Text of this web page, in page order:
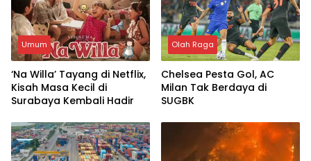
Umum
‘Na Willa’ Tayang di Netflix,
Kisah Masa Kecil di
Surabaya Kembali Hadir
Olah Raga
Chelsea Pesta Gol, AC
Milan Tak Berdaya di
SUGBK